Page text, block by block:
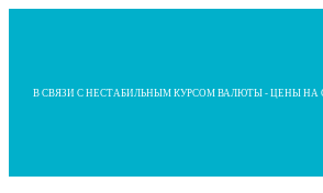
В СВЯЗИ С НЕСТАБИЛЬНЫМ КУРСОМ ВАЛЮТЫ - ЦЕНЫ НА